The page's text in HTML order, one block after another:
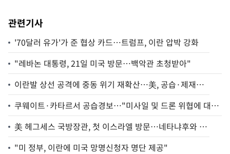
관련기사
'70달러 유가'가 준 협상 카드…트럼프, 이란 압박 강화
"레바논 대통령, 21일 미국 방문…백악관 초청받아"
이란발 상선 공격에 중동 위기 재확산…美, 공습·제재로
맞대응(종합)
쿠웨이트·카타르서 공습경보…"미사일 및 드론 위협에 대응
중"
美 헤그세스 국방장관, 첫 이스라엘 방문…네타냐후와 회
동
"미 정부, 이란에 미국 망명신청자 명단 제공"